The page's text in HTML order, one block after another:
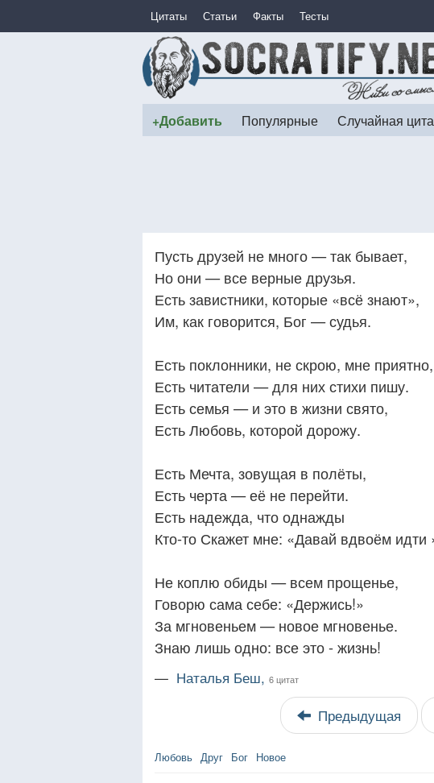
Цитаты Статьи Факты Тесты
+Добавить Популярные Случайная
Пусть друзей не много — так бывает,
Но они — все верные друзья.
Есть завистники, которые «всё знают»,
Им, как говорится, Бог — судья.
Есть поклонники, не скрою, мне приятно,
Есть читатели — для них стихи пишу.
Есть семья — и это в жизни свято,
Есть Любовь, которой дорожу.
Есть Мечта, зовущая в полёты,
Есть черта — её не перейти.
Есть надежда, что однажды
Кто-то Скажет мне: «Давай вдвоём идти
Не коплю обиды — всем прощенье,
Говорю сама себе: «Держись!»
За мгновеньем — новое мгновенье.
Знаю лишь одно: все это - жизнь!
— Наталья Беш, 6 цитат
Предыдущая
Любовь Друг Бог Новое